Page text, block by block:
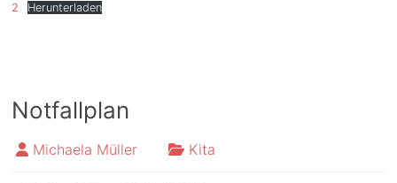
2
Herunterladen
Notfallplan
Michaela Müller Kita